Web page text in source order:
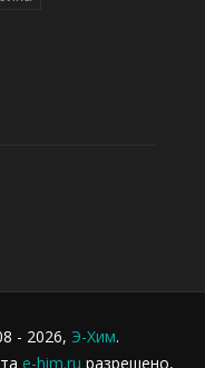
- 2026, Э-Хим.
e-him.ru разрешено,